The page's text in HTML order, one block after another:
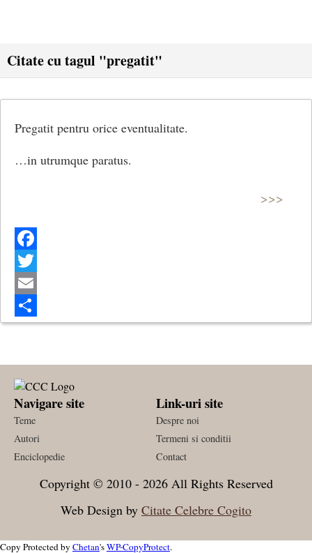
Citate cu tagul "pregatit"
Pregatit pentru orice eventualitate.
…in utrumque paratus.
>>>
Facebook
Twitter
Email
Share
Navigare site
Teme
Autori
Enciclopedie
Link-uri site
Despre noi
Termeni si conditii
Contact
Copyright © 2010 - 2026 All Rights Reserved
Web Design by Citate Celebre Cogito
Copy Protected by Chetan'sWP-CopyProtect.